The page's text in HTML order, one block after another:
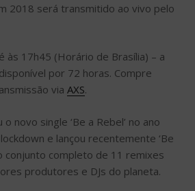
2018 será transmitido ao vivo pelo
às 17h45 (Horário de Brasília) – a
por 72 horas. Compre
via AXS.
novo single ‘Be a Rebel’ no ano
e lançou recentemente ‘Be
conjunto completo de 11 remixes
produtores e DJs do planeta.